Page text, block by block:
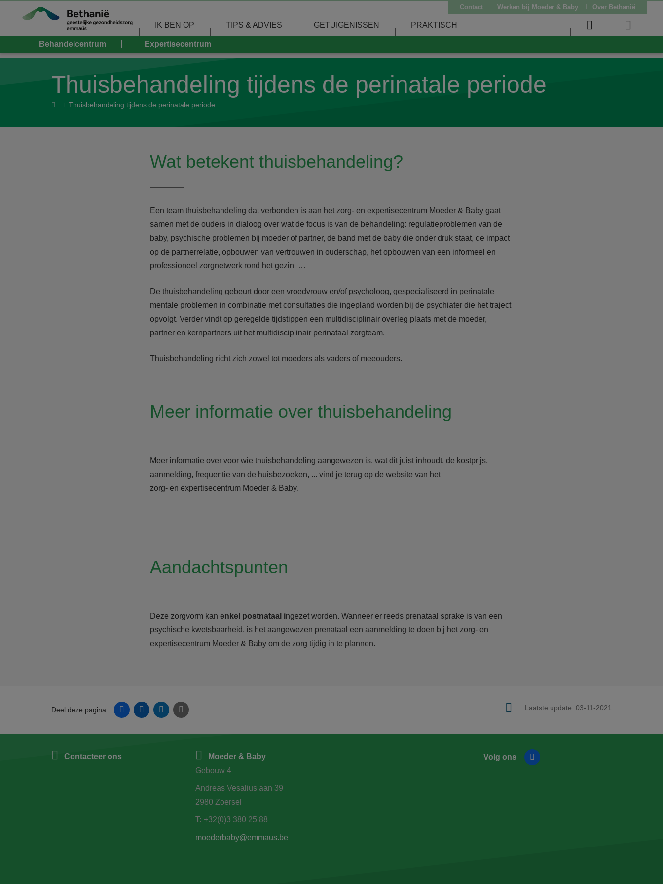
Contact Werken bij Moeder & Baby Over Bethanië
IK BEN OP TIPS & ADVIES GETUIGENISSEN PRAKTISCH
User
menu
menu
Behandelcentrum Expertisecentrum
Thuisbehandeling tijdens de perinatale periode
HomeThuisbehandeling tijdens de perinatale periode
Wat betekent thuisbehandeling?
Een team thuisbehandeling dat verbonden is aan het zorg- en expertisecentrum Moeder & Baby gaat
samen met de ouders in dialoog over wat de focus is van de behandeling: regulatieproblemen van de
baby, psychische problemen bij moeder of partner, de band met de baby die onder druk staat, de impact
op de partnerrelatie, opbouwen van vertrouwen in ouderschap, het opbouwen van een informeel en
professioneel zorgnetwerk rond het gezin, …
De thuisbehandeling gebeurt door een vroedvrouw en/of psycholoog, gespecialiseerd in perinatale
mentale problemen in combinatie met consultaties die ingepland worden bij de psychiater die het traject
opvolgt. Verder vindt op geregelde tijdstippen een multidisciplinair overleg plaats met de moeder,
partner en kernpartners uit het multidisciplinair perinataal zorgteam.
Thuisbehandeling richt zich zowel tot moeders als vaders of meeouders.
Meer informatie over thuisbehandeling
Meer informatie over voor wie thuisbehandeling aangewezen is, wat dit juist inhoudt, de kostprijs,
aanmelding, frequentie van de huisbezoeken, ... vind je terug op de website van het
zorg- en expertisecentrum Moeder & Baby.
Aandachtspunten
Deze zorgvorm kan enkel postnataal ingezet worden. Wanneer er reeds prenataal sprake is van een
psychische kwetsbaarheid, is het aangewezen prenataal een aanmelding te doen bij het zorg- en
expertisecentrum Moeder & Baby om de zorg tijdig in te plannen.
Laatste update: 03-11-2021
Deel deze pagina FacebookLinkedinTwitter E-mail
Contacteer ons
Moeder & Baby
Gebouw 4
Andreas Vesaliuslaan 39
2980 Zoersel
T: +32(0)3 380 25 88
moederbaby@emmaus.be
Volg ons Facebook